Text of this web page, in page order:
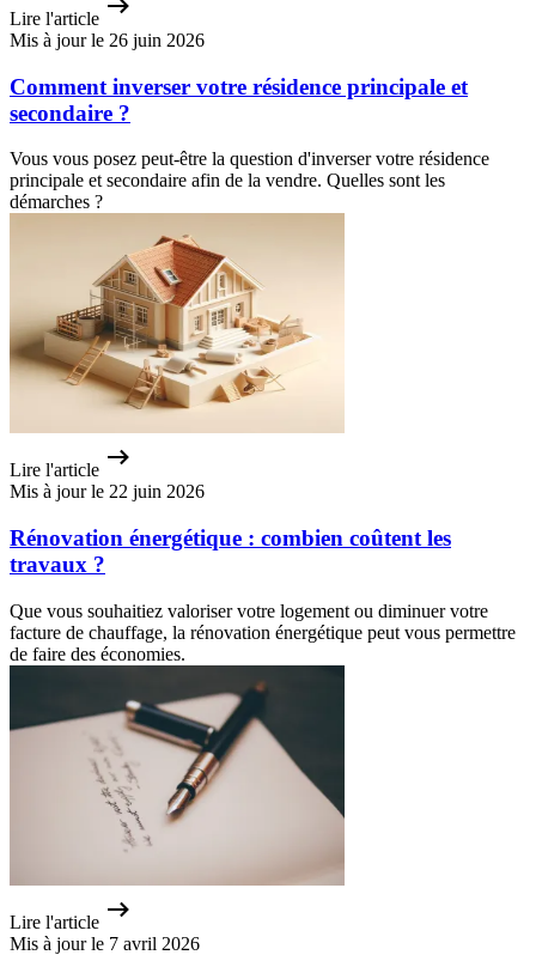
Lire l'article
Mis à jour le 26 juin 2026
Comment inverser votre résidence principale et
secondaire ?
Vous vous posez peut-être la question d'inverser votre résidence
principale et secondaire afin de la vendre. Quelles sont les
démarches ?
Lire l'article
Mis à jour le 22 juin 2026
Rénovation énergétique : combien coûtent les
travaux ?
Que vous souhaitiez valoriser votre logement ou diminuer votre
facture de chauffage, la rénovation énergétique peut vous permettre
de faire des économies.
Lire l'article
Mis à jour le 7 avril 2026